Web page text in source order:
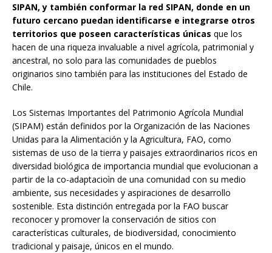
SIPAN, y también conformar la red SIPAN, donde en un
futuro cercano puedan identificarse e integrarse otros
territorios que poseen características únicas que los
hacen de una riqueza invaluable a nivel agrícola, patrimonial y
ancestral, no solo para las comunidades de pueblos
originarios sino también para las instituciones del Estado de
Chile.
Los Sistemas Importantes del Patrimonio Agrícola Mundial
(SIPAM) están definidos por la Organización de las Naciones
Unidas para la Alimentación y la Agricultura, FAO, como
sistemas de uso de la tierra y paisajes extraordinarios ricos en
diversidad biológica de importancia mundial que evolucionan a
partir de la co-adaptacioìn de una comunidad con su medio
ambiente, sus necesidades y aspiraciones de desarrollo
sostenible. Esta distinción entregada por la FAO buscar
reconocer y promover la conservación de sitios con
características culturales, de biodiversidad, conocimiento
tradicional y paisaje, únicos en el mundo.